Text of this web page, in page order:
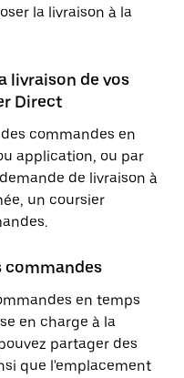
la livraison à la
livraison de vos
Direct
commandes en
application, ou par
de livraison à
un coursier
commandes
en temps
en charge à la
partager des
que l'emplacement